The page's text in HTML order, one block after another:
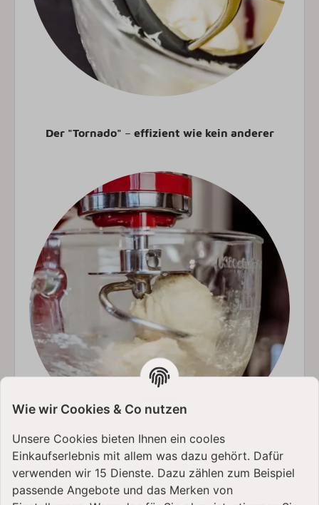
Der "Tornado" – effizient wie kein anderer
Die "Teigpeitsche": Hier klettert kein Teig mehr hoch
Wie wir Cookies & Co nutzen
Unsere Cookies bieten Ihnen ein cooles
Einkaufserlebnis mit allem was dazu gehört. Dafür
verwenden wir 15 Dienste. Dazu zählen zum Beispiel
passende Angebote und das Merken von